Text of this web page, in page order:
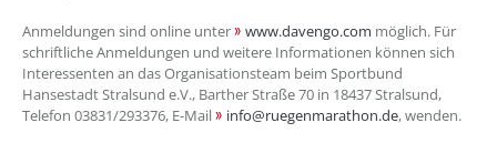
Anmeldungen sind online unter www.davengo.com möglich. Für
schriftliche Anmeldungen und weitere Informationen können sich
Interessenten an das Organisationsteam beim Sportbund
Hansestadt Stralsund e.V., Barther Straße 70 in 18437 Stralsund,
Telefon 03831/293376, E-Mail
info@ruegenmarathon.de, wenden.